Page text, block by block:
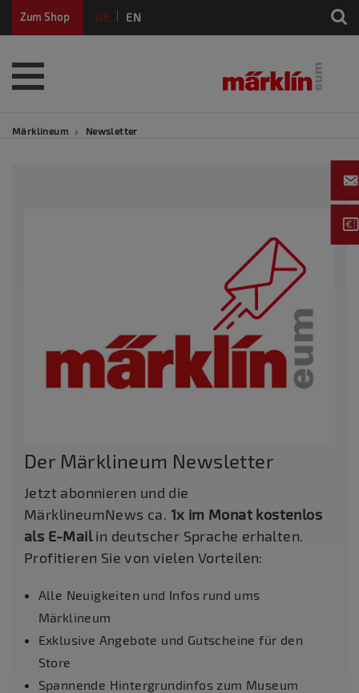
Zum Shop DE EN
Märklineum Newsletter
Der Märklineum Newsletter
Jetzt abonnieren und die
MärklineumNews ca. 1x im Monat kostenlos
als E-Mailin deutscher Sprache erhalten.
Profitieren Sie von vielen Vorteilen:
Alle Neuigkeiten und Infos rund ums
Märklineum
Exklusive Angebote und Gutscheine für den
Store
Spannende Hintergrundinfos zum Museum